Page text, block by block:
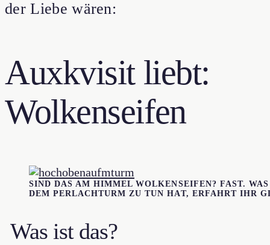
der Liebe wären:
Auxkvisit liebt:
Wolkenseifen
SIND DAS AM HIMMEL WOLKENSEIFEN? FAST.
DEM PERLACHTURM ZU TUN HAT, ERFAHRT IHR
Was ist das?